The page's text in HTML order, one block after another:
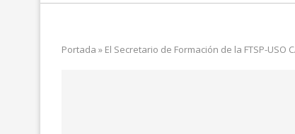
Portada » El Secretario de Formación de la FTSP-